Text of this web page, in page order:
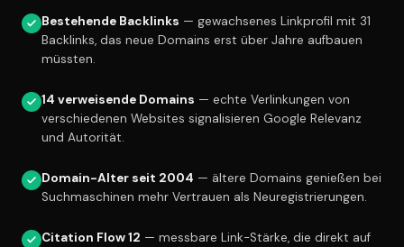
Bestehende Backlinks — gewachsenes Linkprofil mit 31
Backlinks, das neue Domains erst über Jahre aufbauen
müssten.
14 verweisende Domains — echte Verlinkungen von
verschiedenen Websites signalisieren Google Relevanz
und Autorität.
Domain-Alter seit 2004 — ältere Domains genießen bei
Suchmaschinen mehr Vertrauen als Neuregistrierungen.
Citation Flow 12 — messbare Link-Stärke, die direkt auf